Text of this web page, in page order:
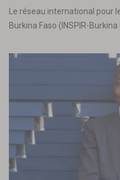
Le réseau international pour
Burkina Faso (INSPIR-